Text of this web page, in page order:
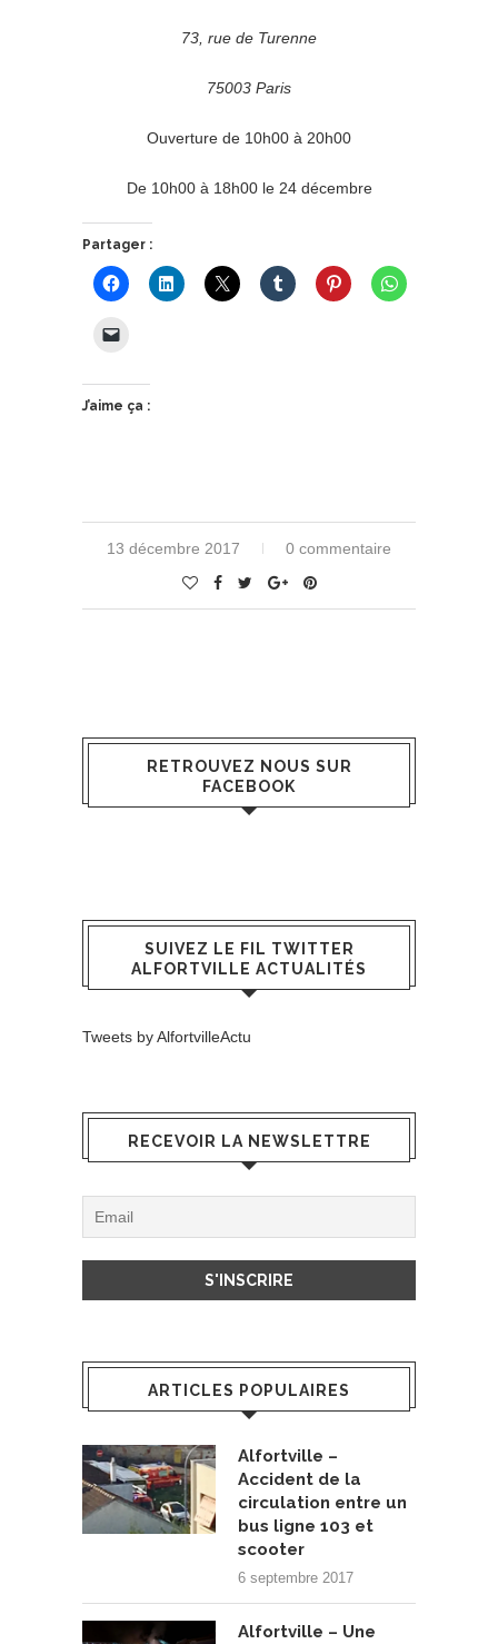
73, rue de Turenne
75003 Paris
Ouverture de 10h00 à 20h00
De 10h00 à 18h00 le 24 décembre
Partager :
J’aime ça :
13 décembre 2017 0 commentaire
RETROUVEZ NOUS SUR
FACEBOOK
SUIVEZ LE FIL TWITTER
ALFORTVILLE ACTUALITÉS
Tweets by AlfortvilleActu
RECEVOIR LA NEWSLETTRE
ARTICLES POPULAIRES
Alfortville –
Accident de la
circulation entre un
bus ligne 103 et
scooter
6 septembre 2017
Alfortville – Une